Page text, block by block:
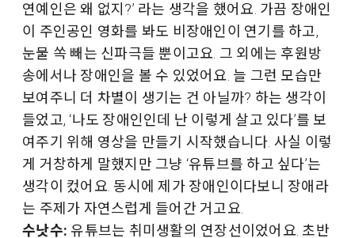
연예인은 왜 없지?’ 라는 생각을 했어요. 가끔 장애인
이 주인공인 영화를 봐도 비장애인이 연기를 하고,
눈물 쏙 빼는 신파극들 뿐이고요. 그 외에는 후원방
송에서나 장애인을 볼 수 있었어요. 늘 그런 모습만
보여주니 더 차별이 생기는 건 아닐까? 하는 생각이
들었고, ‘나도 장애인인데 난 이렇게 살고 있다’를 보
여주기 위해 영상을 만들기 시작했습니다. 사실 이렇
게 거창하게 말했지만 그냥 ‘유튜브를 하고 싶다’는
생각이 컸어요. 동시에 제가 장애인이다보니 장애라
는 주제가 자연스럽게 들어간 거고요.
수낫수: 유튜브는 취미생활의 연장선이었어요. 초반